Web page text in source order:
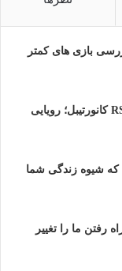
بررسی بازی های کمتر
بررسی شورولت کامارو RS کانورتیبل؛ رویایی
که شیوه زندگی شما
رفتن ما را تغییر